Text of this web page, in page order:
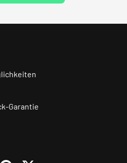
Garantie